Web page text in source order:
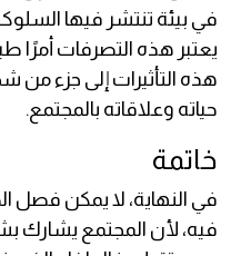
في بيئة تنتشر فيها
يعتبر هذه التصرفات أمرًا
هذه التأثيرات إلى جزء
حياته وعلاقاته بالمجتمع.
خاتمة
في النهاية، لا يمكن
فيه، لأن المجتمع